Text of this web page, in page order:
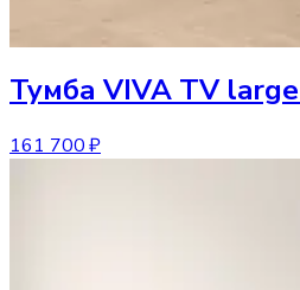
Тумба VIVA TV
161 700 ₽